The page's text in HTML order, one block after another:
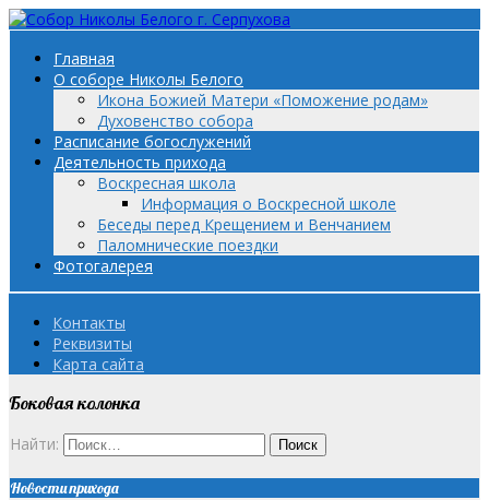
Главная
О соборе Николы Белого
Икона Божией Матери «Поможение родам»
Духовенство собора
Расписание богослужений
Деятельность прихода
Воскресная школа
Информация о Воскресной школе
Беседы перед Крещением и Венчанием
Паломнические поездки
Фотогалерея
Контакты
Реквизиты
Карта сайта
Боковая колонка
Найти:
Новости прихода